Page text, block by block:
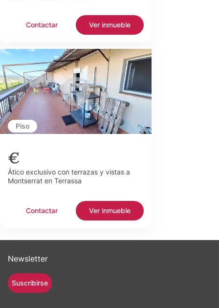
Contactar Ver inmueble
Piso
€
Ático exclusivo con terrazas y vistas a
Montserrat en Terrassa
Contactar Ver inmueble
Newsletter
Suscribirse